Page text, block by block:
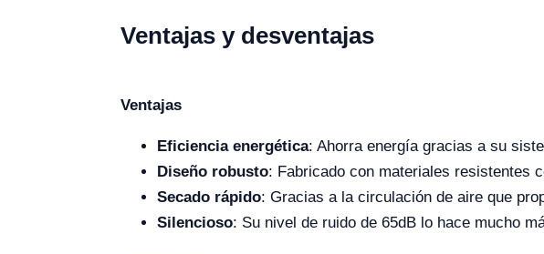
Ventajas y desventajas
Ventajas
Eficiencia energética: Ahorra energía gracias a su
Diseño robusto: Fabricado con materiales resistentes
Secado rápido: Gracias a la circulación de aire que
Silencioso: Su nivel de ruido de 65dB lo hace mucho